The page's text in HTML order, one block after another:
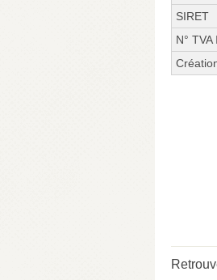
SIRET
N° TVA